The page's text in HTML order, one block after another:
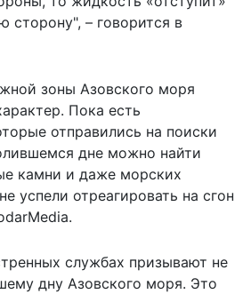
сторону", – говорится в
зоны Азовского моря
. Пока есть
отправились на поиски
дне можно найти
камни и даже морских
успели отреагировать на сгон
службах призывают не
дну Азовского моря. Это